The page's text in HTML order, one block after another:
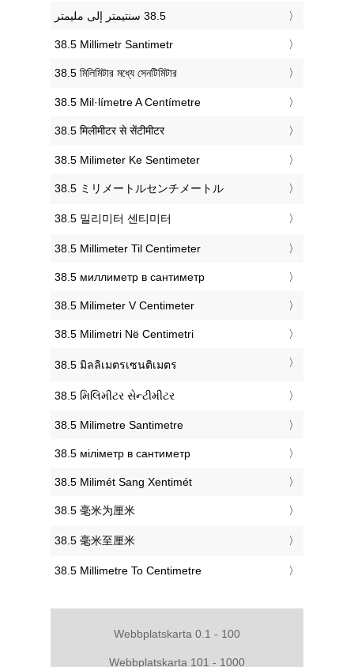
‎38.5 Millimetr Santimetr
‎38.5 মিলিমিটার মধ্যে সেনটিমিটার
‎38.5 Mil·límetre A Centímetre
‎38.5 मिलीमीटर से सेंटीमीटर
‎38.5 Milimeter Ke Sentimeter
‎38.5 ミリメートルセンチメートル
‎38.5 밀리미터 센티미터
‎38.5 Millimeter Til Centimeter
‎38.5 миллиметр в сантиметр
‎38.5 Milimeter V Centimeter
‎38.5 Milimetri Në Centimetri
‎38.5 มิลลิเมตรเซนติเมตร
‎38.5 મિલિમીટર સેન્ટીમીટર
‎38.5 Milimetre Santimetre
‎38.5 міліметр в сантиметр
‎38.5 Milimét Sang Xentimét
‎38.5 毫米为厘米
‎38.5 毫米至厘米
‎38.5 Millimetre To Centimetre
Webbplatskarta 0.1 - 100
Webbplatskarta 101 - 1000